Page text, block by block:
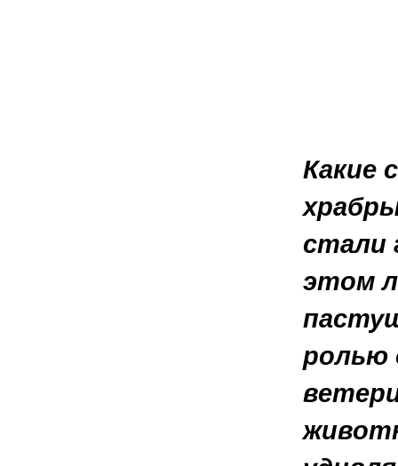
Какие
стали
этом
ролью